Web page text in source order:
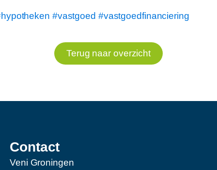
#vastgoed #vastgoedfinanciering
Terug naar overzicht
Contact
Veni Groningen